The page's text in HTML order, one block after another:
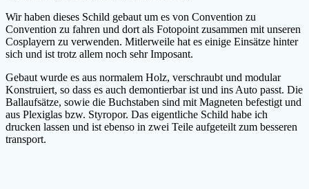
Wir haben dieses Schild gebaut um es von Convention zu
Convention zu fahren und dort als Fotopoint zusammen mit unseren
Cosplayern zu verwenden. Mitlerweile hat es einige Einsätze hinter
sich und ist trotz allem noch sehr Imposant.
Gebaut wurde es aus normalem Holz, verschraubt und modular
Konstruiert, so dass es auch demontierbar ist und ins Auto passt. Die
Ballaufsätze, sowie die Buchstaben sind mit Magneten befestigt und
aus Plexiglas bzw. Styropor. Das eigentliche Schild habe ich
drucken lassen und ist ebenso in zwei Teile aufgeteilt zum besseren
transport.